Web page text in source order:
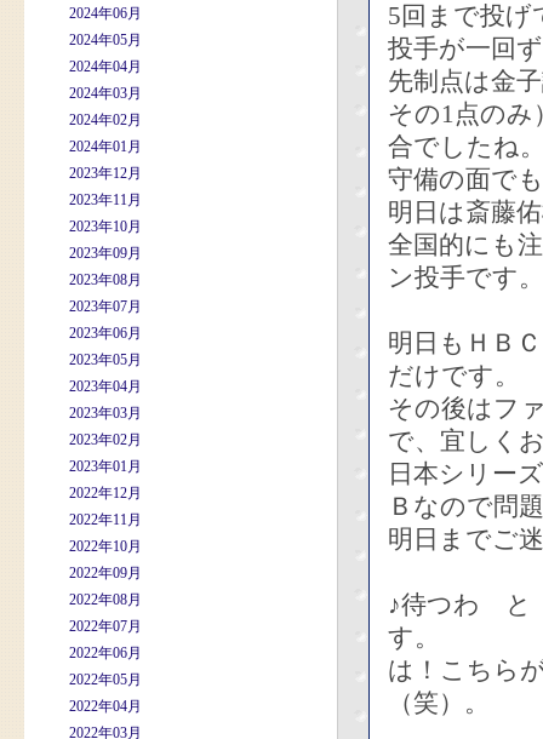
2024年06月
2024年05月
2024年04月
2024年03月
2024年02月
2024年01月
2023年12月
2023年11月
2023年10月
2023年09月
2023年08月
2023年07月
2023年06月
2023年05月
2023年04月
2023年03月
2023年02月
2023年01月
2022年12月
2022年11月
2022年10月
2022年09月
2022年08月
2022年07月
2022年06月
2022年05月
2022年04月
2022年03月
5回まで投げ
投手が一回
先制点は金
その1点のみ
合でしたね
守備の面で
明日は斎藤
全国的にも
ン投手です。
明日もＨＢ
だけです。
その後はフ
で、宜しく
日本シリー
Ｂなので問
明日までご
♪待つわ と
す。
は！こちら
（笑）。